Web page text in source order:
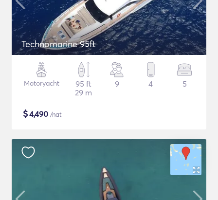
Technomarine 95ft
Motoryacht
95 ft
29 m
9 4 5
$4,490 /nat